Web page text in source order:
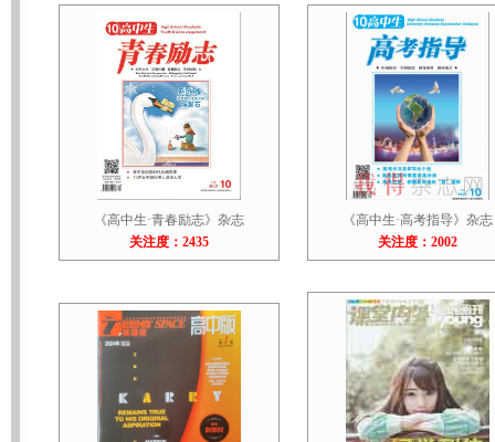
《高中生·青春励志》杂志
关注度：2435
《高中生·高考指导》杂志
关注度：2002